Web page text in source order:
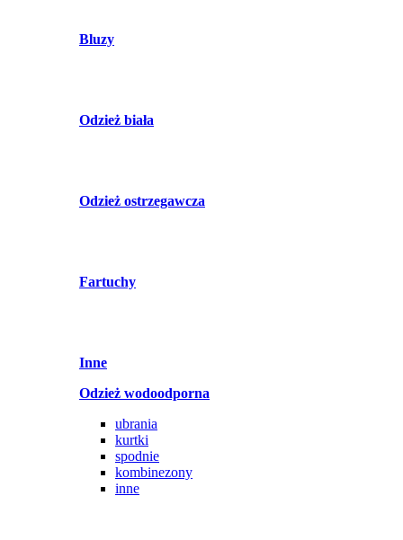
Bluzy
Odzież biała
Odzież ostrzegawcza
Fartuchy
Inne
Odzież wodoodporna
ubrania
kurtki
spodnie
kombinezony
inne